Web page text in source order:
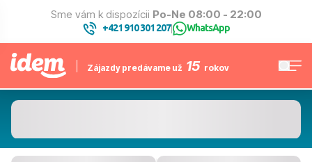
Sme vám k dispozícii Po-Ne 08:00 - 22:00
+421 910 301 207| WhatsApp
Zájazdy predávame už 15 rokov